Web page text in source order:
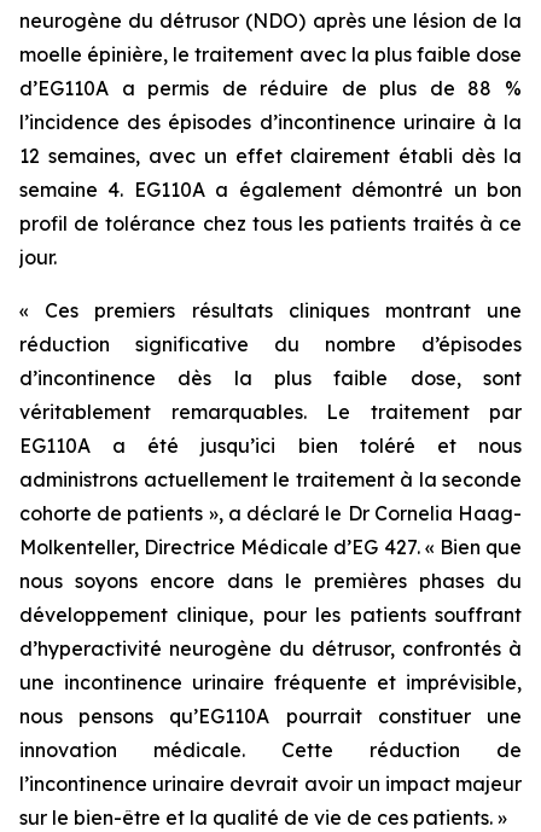
neurogène du détrusor (NDO) après une lésion de la
moelle épinière, le traitement avec la plus faible dose
d’EG110A a permis de réduire de plus de 88 %
l’incidence des épisodes d’incontinence urinaire à la
12 semaines, avec un effet clairement établi dès la
semaine 4. EG110A a également démontré un bon
profil de tolérance chez tous les patients traités à ce
jour.
« Ces premiers résultats cliniques montrant une
réduction significative du nombre d’épisodes
d’incontinence dès la plus faible dose, sont
véritablement remarquables. Le traitement par
EG110A a été jusqu’ici bien toléré et nous
administrons actuellement le traitement à la seconde
cohorte de patients », a déclaré le Dr Cornelia Haag-
Molkenteller, Directrice Médicale d’EG 427. « Bien que
nous soyons encore dans le premières phases du
développement clinique, pour les patients souffrant
d’hyperactivité neurogène du détrusor, confrontés à
une incontinence urinaire fréquente et imprévisible,
nous pensons qu’EG110A pourrait constituer une
innovation médicale. Cette réduction de
l’incontinence urinaire devrait avoir un impact majeur
sur le bien-être et la qualité de vie de ces patients. »